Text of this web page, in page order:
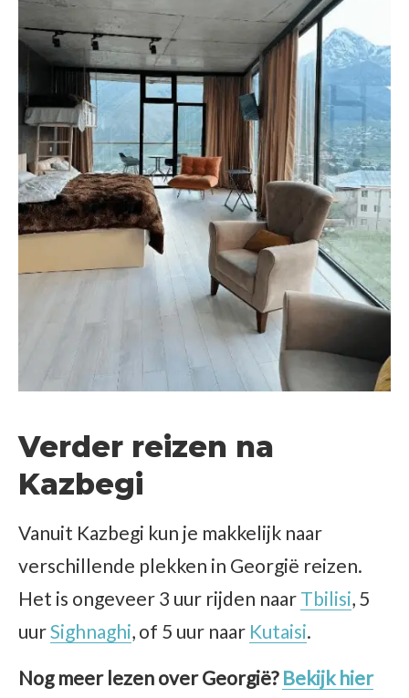
Verder reizen na
Kazbegi
Vanuit Kazbegi kun je makkelijk naar
verschillende plekken in Georgië reizen.
Het is ongeveer 3 uur rijden naar Tbilisi, 5
uurSighnaghi, of 5 uur naar Kutaisi.
Nog meer lezen over Georgië? Bekijk hier